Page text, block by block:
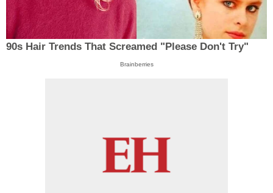
90s Hair Trends That Screamed "Please Don't Try"
Brainberries